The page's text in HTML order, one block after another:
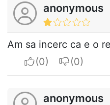
anonymous
Am sa incerc ca e o
I apreciateI do not
anonymous